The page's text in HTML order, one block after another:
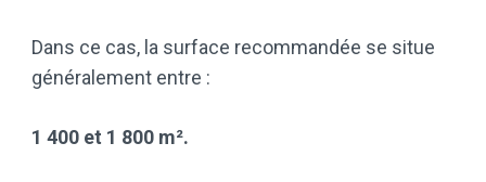
Dans ce cas, la surface recommandée se situe
généralement entre :
1 400 et 1 800 m².